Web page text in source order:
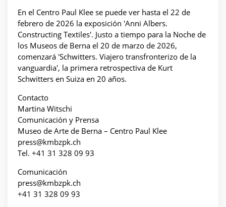
En el Centro Paul Klee se puede ver hasta el 22 de
febrero de 2026 la exposición 'Anni Albers.
Constructing Textiles'. Justo a tiempo para la Noche de
los Museos de Berna el 20 de marzo de 2026,
comenzará 'Schwitters. Viajero transfronterizo de la
vanguardia', la primera retrospectiva de Kurt
Schwitters en Suiza en 20 años.
Contacto
Martina Witschi
Comunicación y Prensa
Museo de Arte de Berna – Centro Paul Klee
press@kmbzpk.ch
Tel. +41 31 328 09 93
Comunicación
press@kmbzpk.ch
+41 31 328 09 93